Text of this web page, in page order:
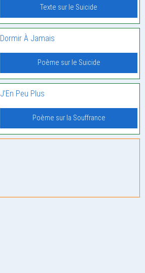
Texte sur le Suicide
Dormir À Jamais
Poème sur le Suicide
J’En Peu Plus
Poème sur la Souffrance